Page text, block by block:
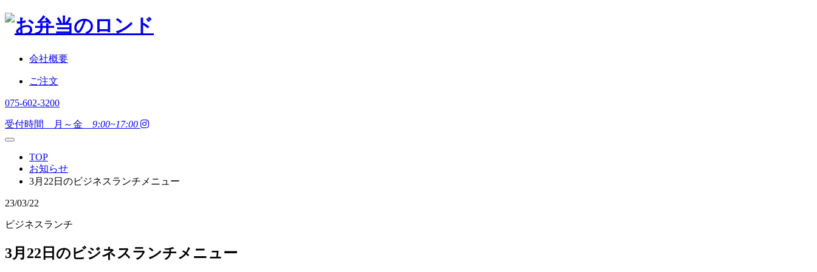
会社概要
ご注文
075-602-3200
受付時間 月～金 9:00~17:00
TOP
お知らせ
3月22日のビジネスランチメニュー
23/03/22
ビジネスランチ
3月22日のビジネスランチメニュー